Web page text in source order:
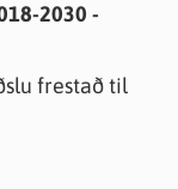
2030 -
frestað til